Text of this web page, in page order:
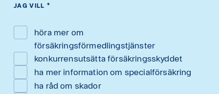
JAG VILL *
höra mer om
försäkringsförmedlingstjänster
konkurrensutsätta försäkringsskyddet
ha mer information om specialförsäkring
ha råd om skador